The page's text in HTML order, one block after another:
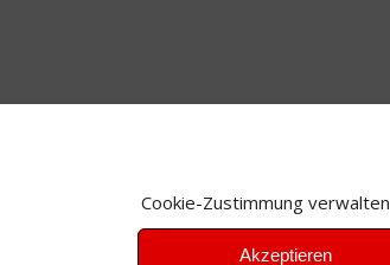
Cookie-Zustimmung verwalten
Akzeptieren